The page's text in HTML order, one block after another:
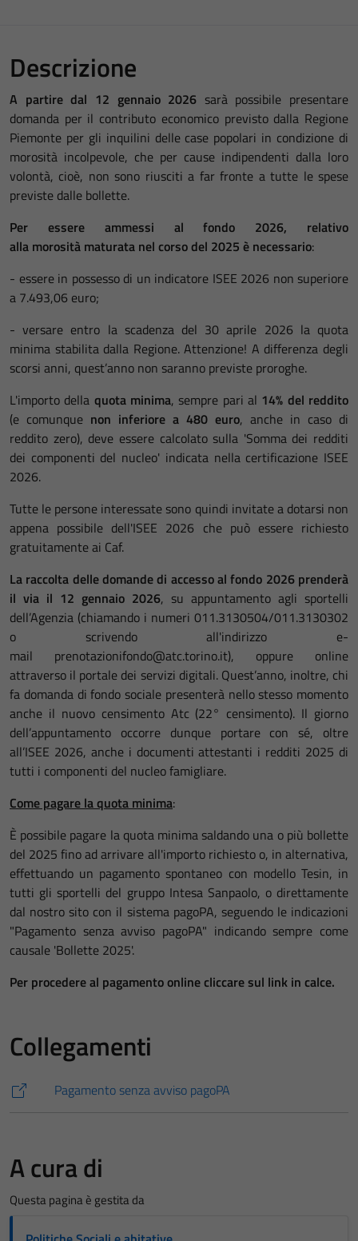
Descrizione
A partire dal 12 gennaio 2026 sarà possibile presentare
domanda per il contributo economico previsto dalla Regione
Piemonte per gli inquilini delle case popolari in condizione di
morosità incolpevole, che per cause indipendenti dalla loro
volontà, cioè, non sono riusciti a far fronte a tutte le spese
previste dalle bollette.
Per essere ammessi al fondo 2026, relativo
alla morosità maturata nel corso del 2025 è necessario:
- essere in possesso di un indicatore ISEE 2026 non superiore
a 7.493,06 euro;
- versare entro la scadenza del 30 aprile 2026 la quota
minima stabilita dalla Regione. Attenzione! A differenza degli
scorsi anni, quest’anno non saranno previste proroghe.
L'importo della quota minima, sempre pari al 14% del reddito
(e comunque non inferiore a 480 euro, anche in caso di
reddito zero), deve essere calcolato sulla 'Somma dei redditi
dei componenti del nucleo' indicata nella certificazione ISEE
2026.
Tutte le persone interessate sono quindi invitate a dotarsi non
appena possibile dell'ISEE 2026 che può essere richiesto
gratuitamente ai Caf.
La raccolta delle domande di accesso al fondo 2026 prenderà
il via il 12 gennaio 2026, su appuntamento agli sportelli
dell’Agenzia (chiamando i numeri 011.3130504/011.3130302
o scrivendo all'indirizzo e-
mail prenotazionifondo@atc.torino.it), oppure online
attraverso il portale dei servizi digitali. Quest’anno, inoltre, chi
fa domanda di fondo sociale presenterà nello stesso momento
anche il nuovo censimento Atc (22° censimento). Il giorno
dell’appuntamento occorre dunque portare con sé, oltre
all’ISEE 2026, anche i documenti attestanti i redditi 2025 di
tutti i componenti del nucleo famigliare.
Come pagare la quota minima:
È possibile pagare la quota minima saldando una o più bollette
del 2025 fino ad arrivare all'importo richiesto o, in alternativa,
effettuando un pagamento spontaneo con modello Tesin, in
tutti gli sportelli del gruppo Intesa Sanpaolo, o direttamente
dal nostro sito con il sistema pagoPA, seguendo le indicazioni
"Pagamento senza avviso pagoPA" indicando sempre come
causale 'Bollette 2025'.
Per procedere al pagamento online cliccare sul link in calce.
Collegamenti
Pagamento senza avviso pagoPA
A cura di
Questa pagina è gestita da